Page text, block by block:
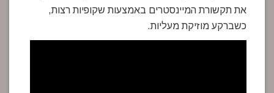
את תקשורת המיינסטרים באמצעות שקופיות רצות,
כשברקע מוזיקת מעליות.